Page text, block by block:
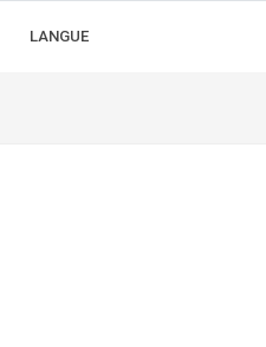
LANGUE